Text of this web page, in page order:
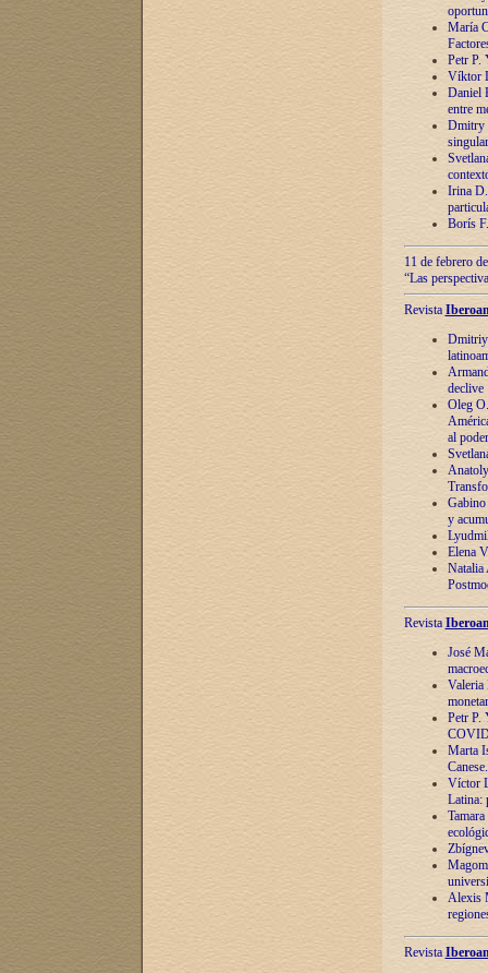
María
Petr P.
Víktor
Daniel
entre
Dmitry
Irina
Borís
11 de febrero
“Las
Revista
Dmitriy
declive
Oleg
al poder
y
Elena
Natalia
Revista
José
Valeria
Petr P.
Marta
Víctor
Latina:
Alexis
Revista